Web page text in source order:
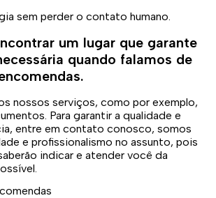
sem perder o contato humano.
um lugar que garante
quando falamos de
nossos serviços, como por exemplo,
Para garantir a qualidade e
entre em contato conosco, somos
e profissionalismo no assunto, pois
indicar e atender você da